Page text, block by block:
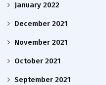
January 2022
December 2021
November 2021
October 2021
September 2021